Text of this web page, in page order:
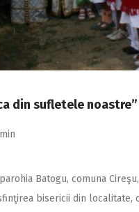
din sufletele noastre”
Batogu, comuna
bisericii din localitate,